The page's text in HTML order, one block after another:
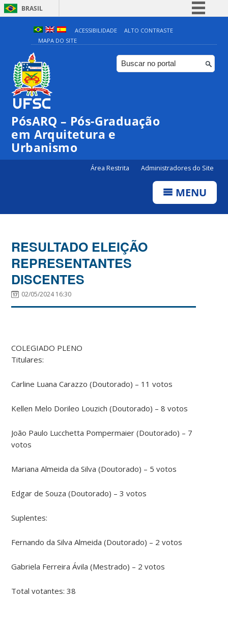
BRASIL
Simplifique!
Comunica BR
Participe
ACESSIBILIDADE
ALTO CONTRASTE
MAPA DO SITE
PósARQ – Pós-Graduação
em Arquitetura e
Urbanismo
Área Restrita Administradores do Site
MENU
RESULTADO ELEIÇÃO
REPRESENTANTES
DISCENTES
02/05/2024 16:30
COLEGIADO PLENO
Titulares:
Carline Luana Carazzo (Doutorado) – 11 votos
Kellen Melo Dorileo Louzich (Doutorado) – 8 votos
João Paulo Lucchetta Pompermaier (Doutorado) – 7
votos
Mariana Almeida da Silva (Doutorado) – 5 votos
Edgar de Souza (Doutorado) – 3 votos
Suplentes:
Fernando da Silva Almeida (Doutorado) – 2 votos
Gabriela Ferreira Ávila (Mestrado) – 2 votos
Total votantes: 38